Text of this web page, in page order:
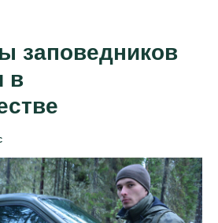
заповедников
в